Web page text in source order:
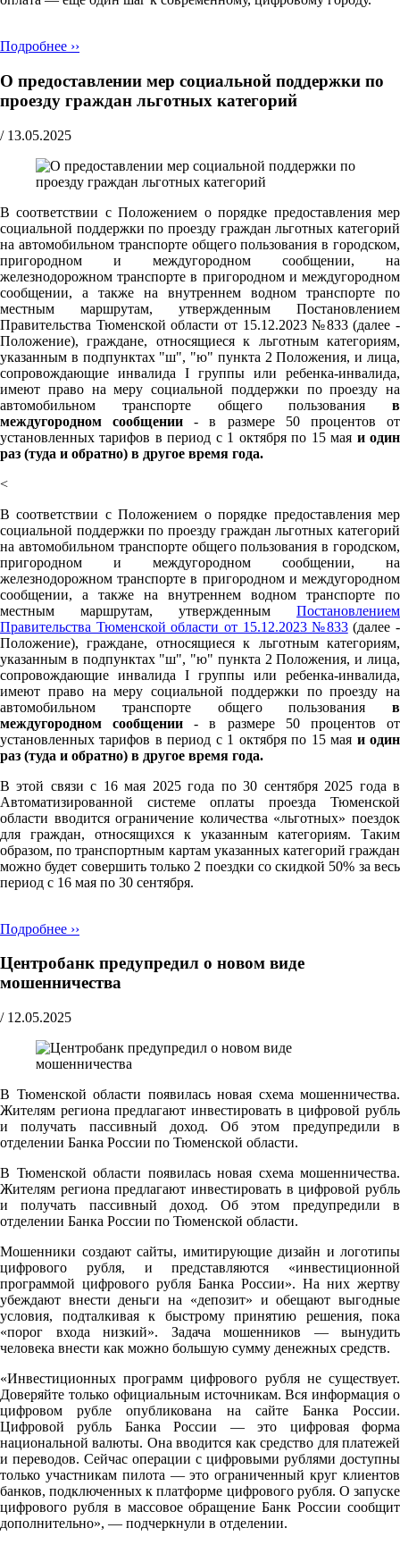
Подробнее ››
О предоставлении мер социальной поддержки по
проезду граждан льготных категорий
/ 13.05.2025
В соответствии с Положением о порядке предоставления мер
социальной поддержки по проезду граждан льготных категорий
на автомобильном транспорте общего пользования в городском,
пригородном и междугородном сообщении, на
железнодорожном транспорте в пригородном и междугородном
сообщении, а также на внутреннем водном транспорте по
местным маршрутам, утвержденным Постановлением
Правительства Тюменской области от 15.12.2023 №833 (далее -
Положение), граждане, относящиеся к льготным категориям,
указанным в подпунктах "ш", "ю" пункта 2 Положения, и лица,
сопровождающие инвалида I группы или ребенка-инвалида,
имеют право на меру социальной поддержки по проезду на
автомобильном транспорте общего пользования в
междугородном сообщении - в размере 50 процентов от
установленных тарифов в период с 1 октября по 15 мая и один
раз (туда и обратно) в другое время года.
<
В соответствии с Положением о порядке предоставления мер
социальной поддержки по проезду граждан льготных категорий
на автомобильном транспорте общего пользования в городском,
пригородном и междугородном сообщении, на
железнодорожном транспорте в пригородном и междугородном
сообщении, а также на внутреннем водном транспорте по
местным маршрутам, утвержденным Постановлением
Правительства Тюменской области от 15.12.2023 №833(далее -
Положение), граждане, относящиеся к льготным категориям,
указанным в подпунктах "ш", "ю" пункта 2 Положения, и лица,
сопровождающие инвалида I группы или ребенка-инвалида,
имеют право на меру социальной поддержки по проезду на
автомобильном транспорте общего пользования в
междугородном сообщении - в размере 50 процентов от
установленных тарифов в период с 1 октября по 15 мая и один
раз (туда и обратно) в другое время года.
В этой связи с 16 мая 2025 года по 30 сентября 2025 года в
Автоматизированной системе оплаты проезда Тюменской
области вводится ограничение количества «льготных» поездок
для граждан, относящихся к указанным категориям. Таким
образом, по транспортным картам указанных категорий граждан
можно будет совершить только 2 поездки со скидкой 50% за весь
период с 16 мая по 30 сентября.
Подробнее ››
Центробанк предупредил о новом виде
мошенничества
/ 12.05.2025
В Тюменской области появилась новая схема мошенничества.
Жителям региона предлагают инвестировать в цифровой рубль
и получать пассивный доход. Об этом предупредили в
отделении Банка России по Тюменской области.
В Тюменской области появилась новая схема мошенничества.
Жителям региона предлагают инвестировать в цифровой рубль
и получать пассивный доход. Об этом предупредили в
отделении Банка России по Тюменской области.
Мошенники создают сайты, имитирующие дизайн и логотипы
цифрового рубля, и представляются «инвестиционной
программой цифрового рубля Банка России». На них жертву
убеждают внести деньги на «депозит» и обещают выгодные
условия, подталкивая к быстрому принятию решения, пока
«порог входа низкий». Задача мошенников — вынудить
человека внести как можно большую сумму денежных средств.
«Инвестиционных программ цифрового рубля не существует.
Доверяйте только официальным источникам. Вся информация о
цифровом рубле опубликована на сайте Банка России.
Цифровой рубль Банка России — это цифровая форма
национальной валюты. Она вводится как средство для платежей
и переводов. Сейчас операции с цифровыми рублями доступны
только участникам пилота — это ограниченный круг клиентов
банков, подключенных к платформе цифрового рубля. О запуске
цифрового рубля в массовое обращение Банк России сообщит
дополнительно», — подчеркнули в отделении.